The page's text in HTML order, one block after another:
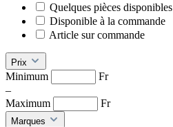
Quelques pièces disponibles
Disponible à la commande
Article sur commande
Prix
Minimum
Fr
–
Maximum
Fr
Marques